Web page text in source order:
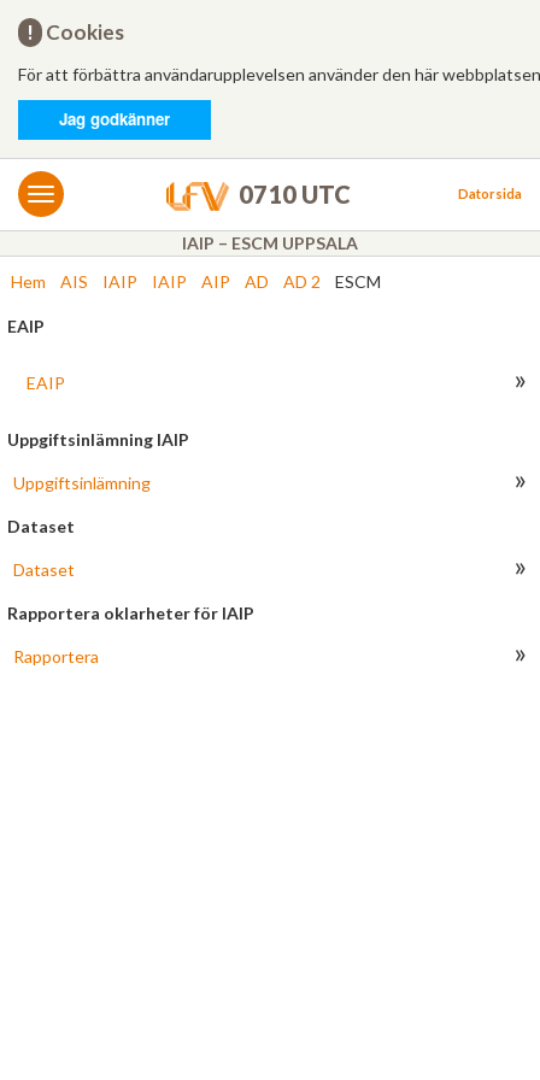
! Cookies
För att förbättra användarupplevelsen använder den här
Jag godkänner
0710 UTC Datorsida
IAIP – ESCM UPPSALA
Hem
AIS IAIP IAIP AIP AD AD 2 ESCM
EAIP
EAIP »
Uppgiftsinlämning IAIP
Uppgiftsinlämning »
Dataset
Dataset »
Rapportera oklarheter för IAIP
Rapportera »
Hem
Logga in
MET/AIS
MET
AIS
Bulletiner
FÄRDPLANERING
Ny
Från mall
Besvarade
Arkiverade
Länkar